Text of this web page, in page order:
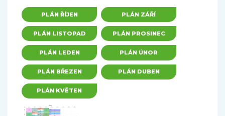
PLÁN ŘÍJEN PLÁN ZÁŘÍ
PLÁN LISTOPAD PLÁN PROSINEC
PLÁN LEDEN PLÁN ÚNOR
PLÁN BŘEZEN PLÁN DUBEN
PLÁN KVĚTEN